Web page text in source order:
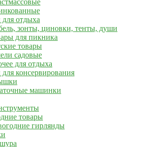
отдыха
зонты, циновки, тенты, души
для пикника
товары
садовые
для отдыха
консервирования
машинки
товары
гирлянды